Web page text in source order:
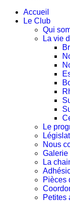
Accueil
Le Club
Qui
La vie
Le
Nous
Galerie
La
Pièces
Petites